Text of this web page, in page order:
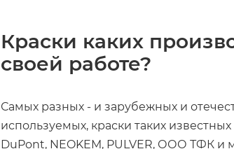
Краски каких
своей работе?
Самых разных - и зарубежных и
используемых, краски таких
DuPont, NEOKEM, PULVER, ООО ТФК и